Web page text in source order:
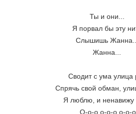
Ты и они...
Я порвал бы эту
Слышишь Жанна...
Жанна...
Сводит с ума улица
Спрячь свой обман,
Я люблю, и ненавижу
О-о-о о-о-о о-о-о